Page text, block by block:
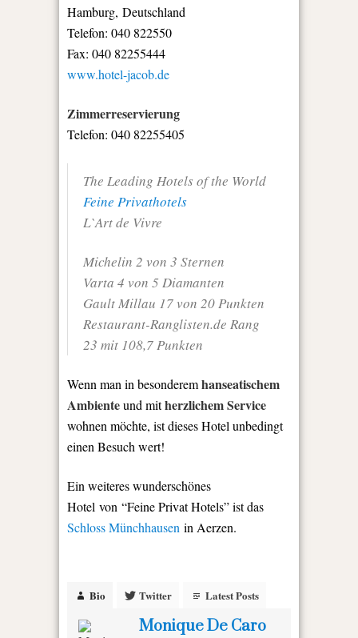
Hamburg, Deutschland
Telefon: 040 822550
Fax: 040 82255444
www.hotel-jacob.de
Zimmerreservierung
Telefon: 040 82255405
The Leading Hotels of the World
Feine Privathotels
L`Art de Vivre
Michelin 2 von 3 Sternen
Varta 4 von 5 Diamanten
Gault Millau 17 von 20 Punkten
Restaurant-Ranglisten.de Rang
23 mit 108,7 Punkten
Wenn man in besonderemhanseatischem
Ambienteund mitherzlichem Service
wohnen möchte, ist dieses Hotel unbedingt
einen Besuch wert!
Ein weiteres wunderschönes
Hotel von “Feine Privat Hotels” ist das
Schloss Münchhausen in Aerzen.
Bio Twitter Latest Posts
Monique De Caro